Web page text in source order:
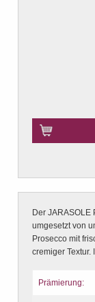
Der JARASOLE
umgesetzt von
Prosecco mit
cremiger
Prämierung: